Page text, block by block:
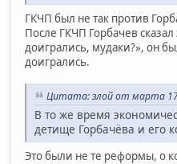
ГКЧП был не так против
После ГКЧП Горбачев
доигрались, мудаки?», он
доигрались.
Цитата: злой от марта
В то же время
детище Горбачёва и его
Это были не те реформы, о